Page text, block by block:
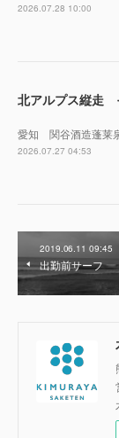
2026.07.28 10:00
北アルプス縦走
愛知 関谷酒造蓬
2026.07.27 04:53
2019.06.11 09:45
出勤前サーフ